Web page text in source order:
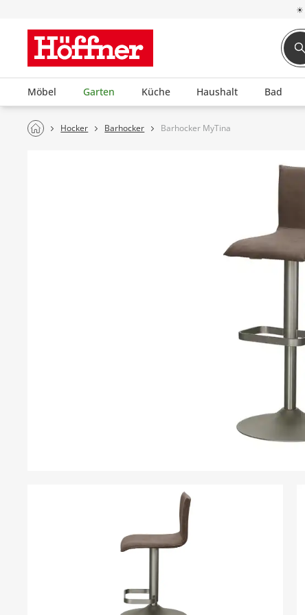
☀
Möbel Garten Küche Haushalt Bad
Hocker Barhocker Barhocker MyTina